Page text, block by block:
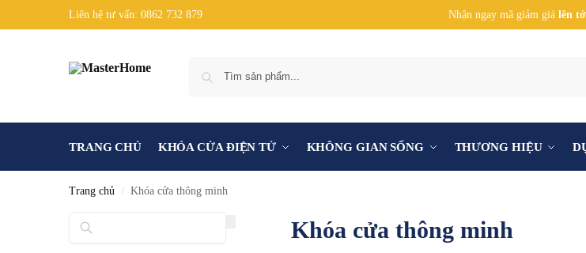
Liên hệ tư vấn: 0862 732 879 Nhận ngay mã giảm giá lên
TRANG CHỦ KHÓA CỬA ĐIỆN TỬ KHÔNG GIAN SỐNG THƯƠNG HIỆU
Trang chủ / Khóa cửa thông minh
Khóa cửa thông minh